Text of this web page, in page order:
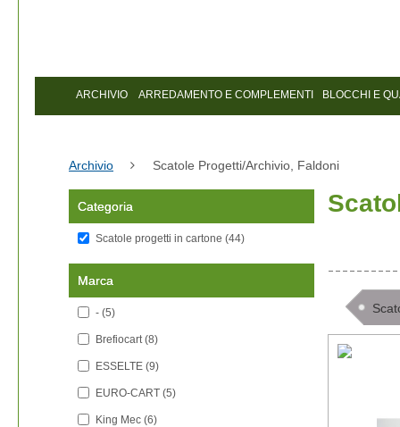
ARCHIVIO ARREDAMENTO E COMPLEMENTI BLOCCHI E
Archivio Scatole Progetti/archivio, Faldoni
Categoria
Scatole progetti in cartone (44)
Marca
- (5)
Brefiocart (8)
ESSELTE (9)
EURO-CART (5)
King Mec (6)